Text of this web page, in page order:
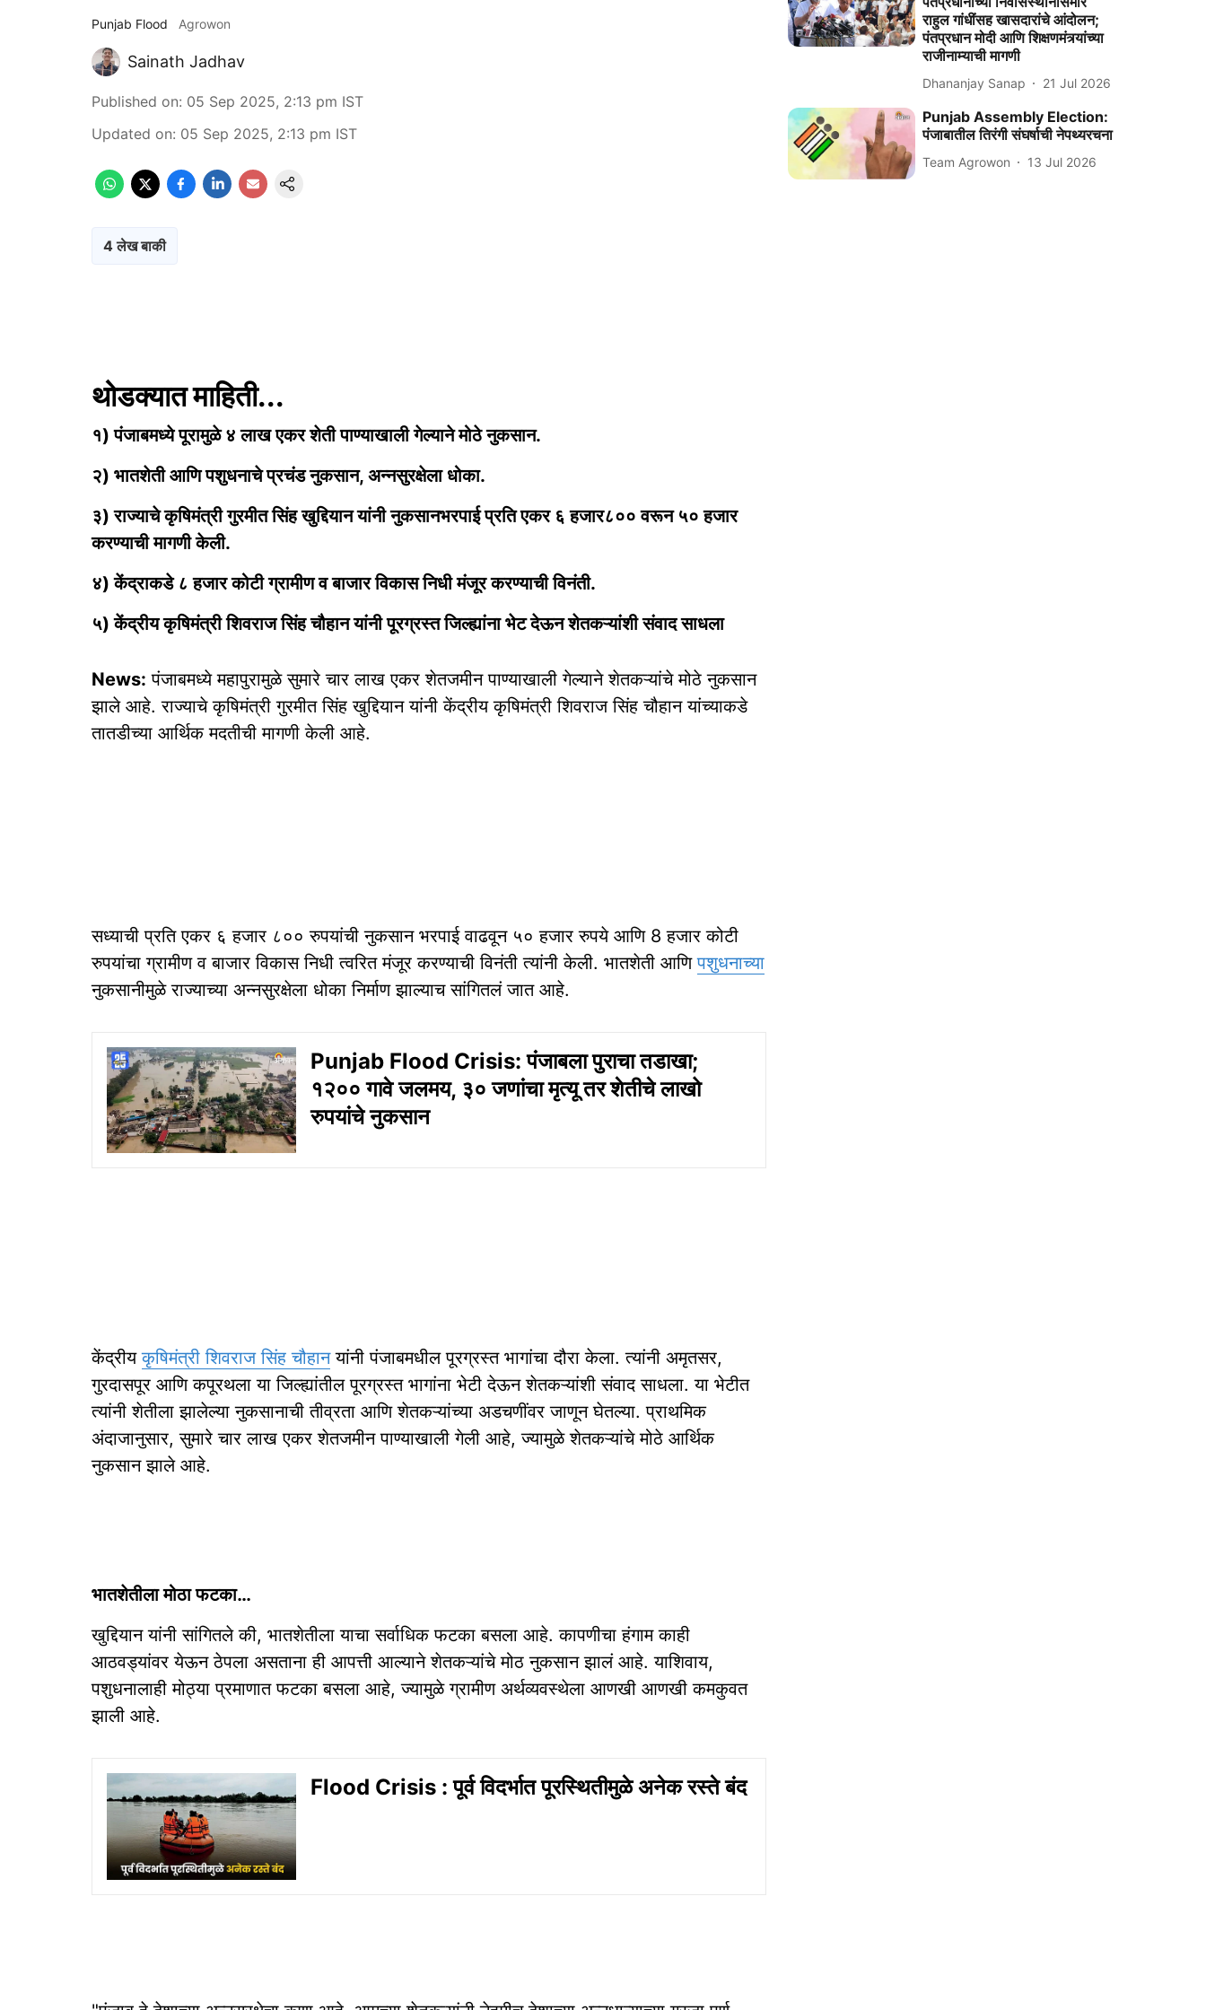
Punjab Flood Agrowon
Sainath Jadhav
Published on: 05 Sep 2025, 2:13 pm IST
Updated on: 05 Sep 2025, 2:13 pm IST
4 लेख बाकी
थोडक्यात माहिती...
१) पंजाबमध्ये पूरामुळे ४ लाख एकर शेती पाण्याखाली गेल्याने मोठे नुकसान.
२) भातशेती आणि पशुधनाचे प्रचंड नुकसान, अन्नसुरक्षेला धोका.
३) राज्याचे कृषिमंत्री गुरमीत सिंह खुद्दियान यांनी नुकसानभरपाई प्रति एकर ६ हजार८०० वरून ५० हजार
करण्याची मागणी केली.
४) केंद्राकडे ८ हजार कोटी ग्रामीण व बाजार विकास निधी मंजूर करण्याची विनंती.
५) केंद्रीय कृषिमंत्री शिवराज सिंह चौहान यांनी पूरग्रस्त जिल्ह्यांना भेट देऊन शेतकऱ्यांशी संवाद साधला
News: पंजाबमध्ये महापुरामुळे सुमारे चार लाख एकर शेतजमीन पाण्याखाली गेल्याने शेतकऱ्यांचे मोठे नुकसान
झाले आहे. राज्याचे कृषिमंत्री गुरमीत सिंह खुद्दियान यांनी केंद्रीय कृषिमंत्री शिवराज सिंह चौहान यांच्याकडे
तातडीच्या आर्थिक मदतीची मागणी केली आहे.
सध्याची प्रति एकर ६ हजार ८०० रुपयांची नुकसान भरपाई वाढवून ५० हजार रुपये आणि 8 हजार कोटी
रुपयांचा ग्रामीण व बाजार विकास निधी त्वरित मंजूर करण्याची विनंती त्यांनी केली. भातशेती आणिपशुधनाच्या
नुकसानीमुळे राज्याच्या अन्नसुरक्षेला धोका निर्माण झाल्याच सांगितलं जात आहे.
Punjab Flood Crisis: पंजाबला पुराचा तडाखा;
१२०० गावे जलमय, ३० जणांचा मृत्यू तर शेतीचे लाखो
रुपयांचे नुकसान
केंद्रीयकृषिमंत्री शिवराज सिंह चौहानयांनी पंजाबमधील पूरग्रस्त भागांचा दौरा केला. त्यांनी अमृतसर,
गुरदासपूर आणि कपूरथला या जिल्ह्यांतील पूरग्रस्त भागांना भेटी देऊन शेतकऱ्यांशी संवाद साधला. या भेटीत
त्यांनी शेतीला झालेल्या नुकसानाची तीव्रता आणि शेतकऱ्यांच्या अडचणींवर जाणून घेतल्या. प्राथमिक
अंदाजानुसार, सुमारे चार लाख एकर शेतजमीन पाण्याखाली गेली आहे, ज्यामुळे शेतकऱ्यांचे मोठे आर्थिक
नुकसान झाले आहे.
भातशेतीला मोठा फटका…
खुद्दियान यांनी सांगितले की, भातशेतीला याचा सर्वाधिक फटका बसला आहे. कापणीचा हंगाम काही
आठवड्यांवर येऊन ठेपला असताना ही आपत्ती आल्याने शेतकऱ्यांचे मोठ नुकसान झालं आहे. याशिवाय,
पशुधनालाही मोठ्या प्रमाणात फटका बसला आहे, ज्यामुळे ग्रामीण अर्थव्यवस्थेला आणखी आणखी कमकुवत
झाली आहे.
Flood Crisis : पूर्व विदर्भात पूरस्थितीमुळे अनेक रस्ते बंद
राहुल गांधींसह खासदारांचे आंदोलन;
पंतप्रधान मोदी आणि शिक्षणमंत्र्यांच्या
राजीनाम्याची मागणी
Dhananjay Sanap 21 Jul 2026
Punjab Assembly Election:
पंजाबातील तिरंगी संघर्षाची नेपथ्यरचना
Team Agrowon 13 Jul 2026